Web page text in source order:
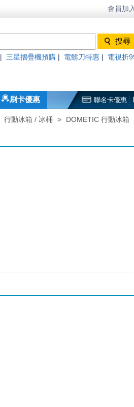
會員加
三星摺疊機預購 電鬍刀特惠
電視折
刷卡優惠 聯名卡優惠
行動冰箱 / 冰桶 > DOMETIC 行動冰箱